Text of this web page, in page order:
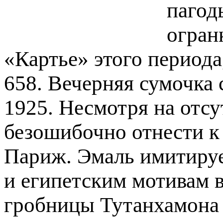
«Картье» этого
658. Вечерняя
1925. Несмотря на
безошибочно отнести
Париж. Эмаль
и египетским мотивам
гробницы Тутанхамона